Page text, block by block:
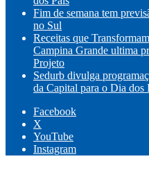
Fim de semana tem
no Sul
Receitas que
Campina Grande ultima
Projeto
Sedurb divulga
da Capital para o Dia dos
Facebook
X
YouTube
Instagram